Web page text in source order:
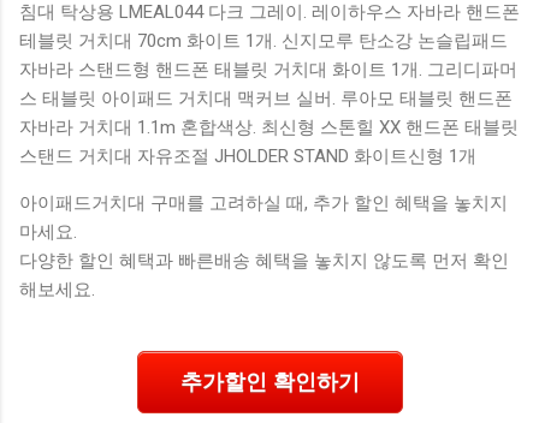
랙 유니콘 멀티페어링 스마트폰 태...
침대 탁상용 LMEAL044 다크 그레이. 레이하우스 자바라 핸드폰
테블릿 거치대 70cm 화이트 1개. 신지모루 탄소강 논슬립패드
자바라 스탠드형 핸드폰 태블릿 거치대 화이트 1개. 그리디파머
스 태블릿 아이패드 거치대 맥커브 실버. 루아모 태블릿 핸드폰
자바라 거치대 1.1m 혼합색상. 최신형 스톤힐 XX 핸드폰 태블릿
스탠드 거치대 자유조절 JHOLDER STAND 화이트신형 1개
아이패드거치대 구매를 고려하실 때, 추가 할인 혜택을 놓치지
마세요.
다양한 할인 혜택과 빠른배송 혜택을 놓치지 않도록 먼저 확인
해보세요.
추가할인 확인하기